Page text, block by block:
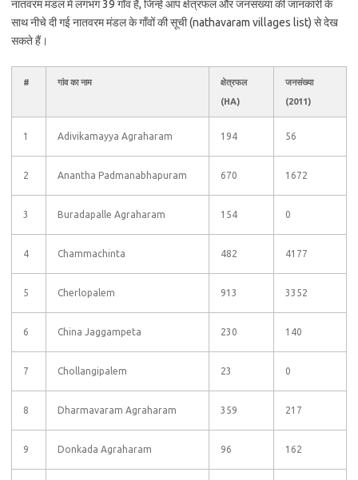
नातवरम मंडल में लगभग 39 गाँव हैं, जिन्हें आप क्षेत्रफल और जनसंख्या की जानकारी के
साथ नीचे दी गई नातवरम मंडल के गाँवों की सूची (nathavaram villages list) से देख
सकते हैं।
# गांव का नाम
क्षेत्रफल
(HA)
जनसंख्या
(2011)
1 Adivikamayya Agraharam 194 56
2 Anantha Padmanabhapuram 670 1672
3 Buradapalle Agraharam 154 0
4 Chammachinta 482 4177
5 Cherlopalem 913 3352
6 China Jaggampeta 230 140
7 Chollangipalem 23 0
8 Dharmavaram Agraharam 359 217
9 Donkada Agraharam 96 162